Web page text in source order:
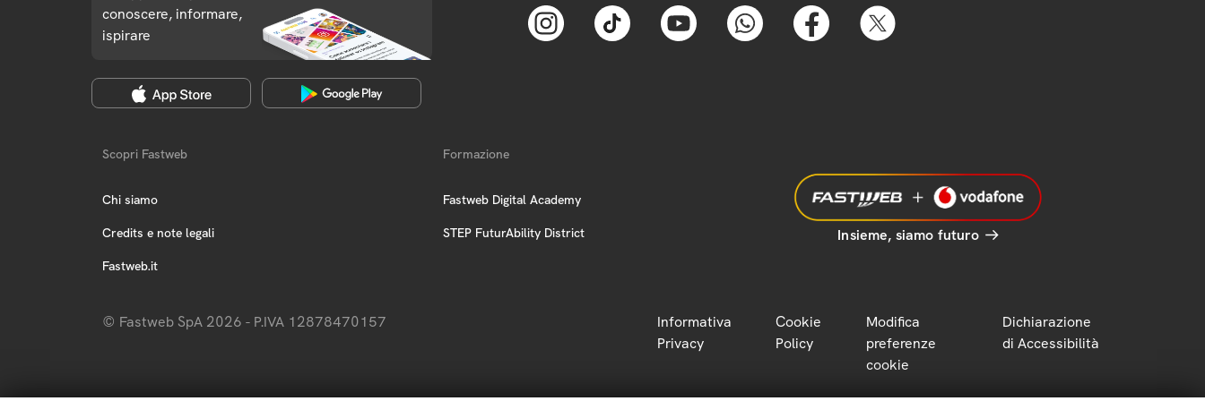
conoscere, informare,
ispirare
Scopri Fastweb
Chi siamo
Credits e note legali
Fastweb.it
Formazione
Fastweb Digital Academy
STEP FuturAbility District Insieme, siamo futuro
© Fastweb SpA 2026 - P.IVA 12878470157
Informativa
Privacy
Cookie
Policy
Modifica
preferenze
cookie
Dichiarazione
di Accessibilità